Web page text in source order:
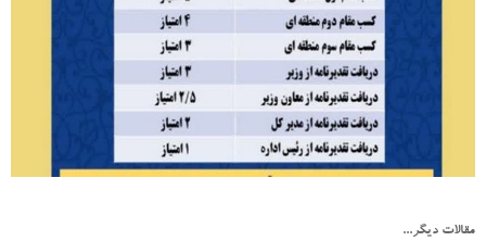
مقالات دیگر...